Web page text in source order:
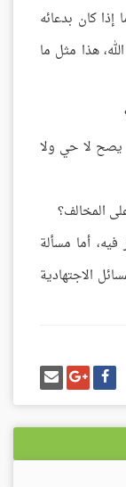
إذا كان بدعائه
هذا مثل ما
يصح لا حي ولا
المخالف؟
أما مسألة
الاجتهادية
شارك
على
فيسبوك
شارك
على
غوغل
بلس
إرسل
إيميل